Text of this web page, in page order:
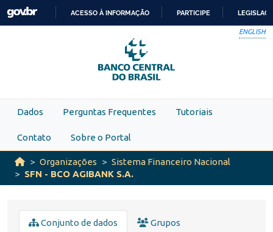
Skip to main content
PARA
O
CONTEÚDO
ACESSO À INFORMAÇÃO PARTICIPE
ENGLISH
Dados Perguntas Frequentes Tutoriais
Contato Sobre o Portal
Organizações
Sistema Financeiro Nacional
SFN - BCO AGIBANK S.A.
Conjunto de dados Grupos